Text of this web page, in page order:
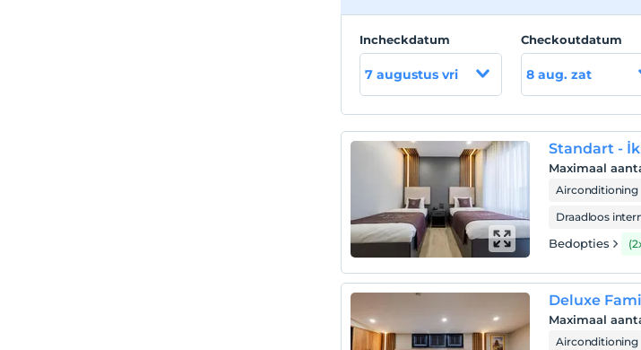
Incheckdatum
7 augustus vri
Checkoutdatum
8 aug. zat
Standart -
Maximaal
Airconditioning
Draadloos
Bedopties
Deluxe
Maximaal
Airconditioning